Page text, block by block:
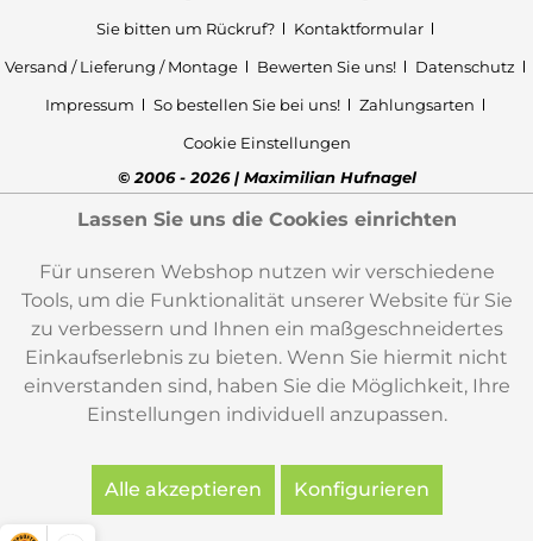
Sie bitten um Rückruf?
Kontaktformular
Versand / Lieferung / Montage
Bewerten Sie uns!
Datenschutz
Impressum
So bestellen Sie bei uns!
Zahlungsarten
Cookie Einstellungen
© 2006 - 2026 | Maximilian Hufnagel
Lassen Sie uns die Cookies einrichten
Für unseren Webshop nutzen wir verschiedene
Tools, um die Funktionalität unserer Website für Sie
zu verbessern und Ihnen ein maßgeschneidertes
Einkaufserlebnis zu bieten. Wenn Sie hiermit nicht
einverstanden sind, haben Sie die Möglichkeit, Ihre
Einstellungen individuell anzupassen.
Alle akzeptieren Konfigurieren